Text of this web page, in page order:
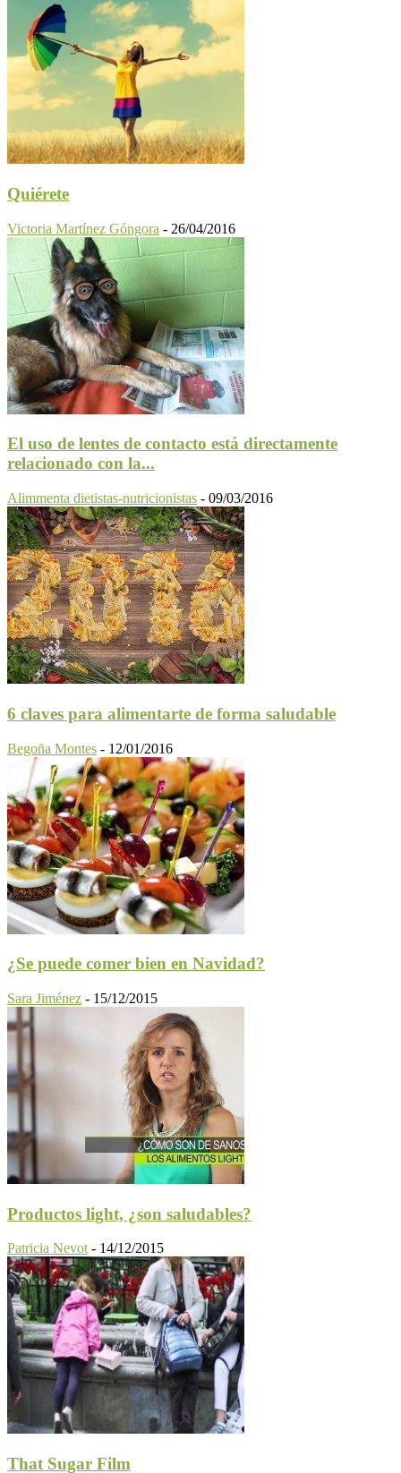
Quiérete
Victoria Martínez Góngora - 26/04/2016
El uso de lentes de contacto está directamente
relacionado con la...
Alimmenta dietistas-nutricionistas - 09/03/2016
6 claves para alimentarte de forma saludable
Begoña Montes - 12/01/2016
¿Se puede comer bien en Navidad?
Sara Jiménez - 15/12/2015
Productos light, ¿son saludables?
Patricia Nevot - 14/12/2015
That Sugar Film